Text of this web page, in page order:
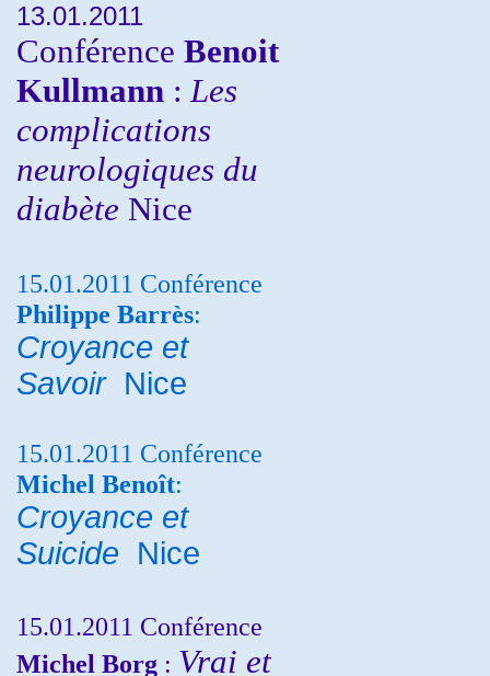
13.01.2011
Conférence Benoit
Kullmann : Les
complications
neurologiques du
diabète Nice
15.01.2011 Conférence
Philippe Barrès:
Croyance et
Savoir Nice
15.01.2011 Conférence
Michel Benoît:
Croyance et
Suicide Nice
15.01.2011 Conférence
Michel Borg : Vrai et